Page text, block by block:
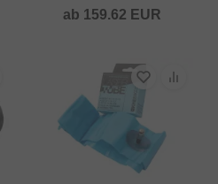
ab 159.62 EUR